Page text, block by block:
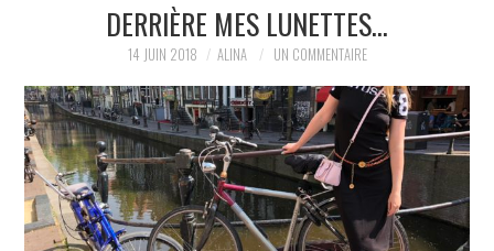
PARTAGER MES
TROUVAILLES ET MES
ENVIES DANS LA MODE, LE
LUXE ET LA BEAUTÉ EN Y
AJOUTANT MON PETIT
DERRIÈRE MES LUNETTES…
14 JUIN 2018 ALINA UN COMMENTAIRE